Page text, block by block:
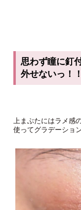
思わず瞳に釘
外せないっ！！
上まぶたにはラメ感
使ってグラデーショ